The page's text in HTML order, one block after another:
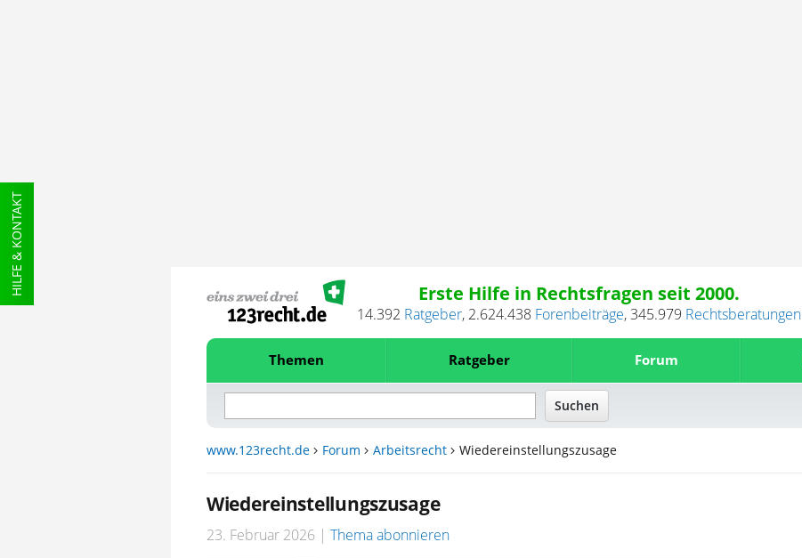
HILFE & KONTAKT Erste Hilfe in Rechtsfragen seit 2000.
14.392 Ratgeber, 2.624.438 Forenbeiträge,345.979 Rechtsberatungen
Themen Ratgeber Forum
www.123recht.de Forum Arbeitsrecht Wiedereinstellungszusage
Wiedereinstellungszusage
23. Februar 2026 Thema abonnieren